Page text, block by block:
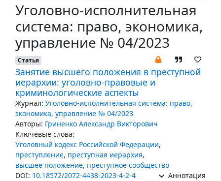
Уголовно-исполнительная
система: право, экономика,
управление № 04/2023
Статья
Занятие высшего положения в преступной
иерархии: уголовно-правовые и
криминологические аспекты
Журнал: Уголовно-исполнительная система: право,
экономика, управление № 04/2023
Авторы: Гриненко Александр Викторович
Ключевые слова:
Уголовный кодекс Российской Федерации,
преступление, преступная иерархия,
высшее положение, преступное сообщество
DOI: 10.18572/2072-4438-2023-4-2-4 Аннотация